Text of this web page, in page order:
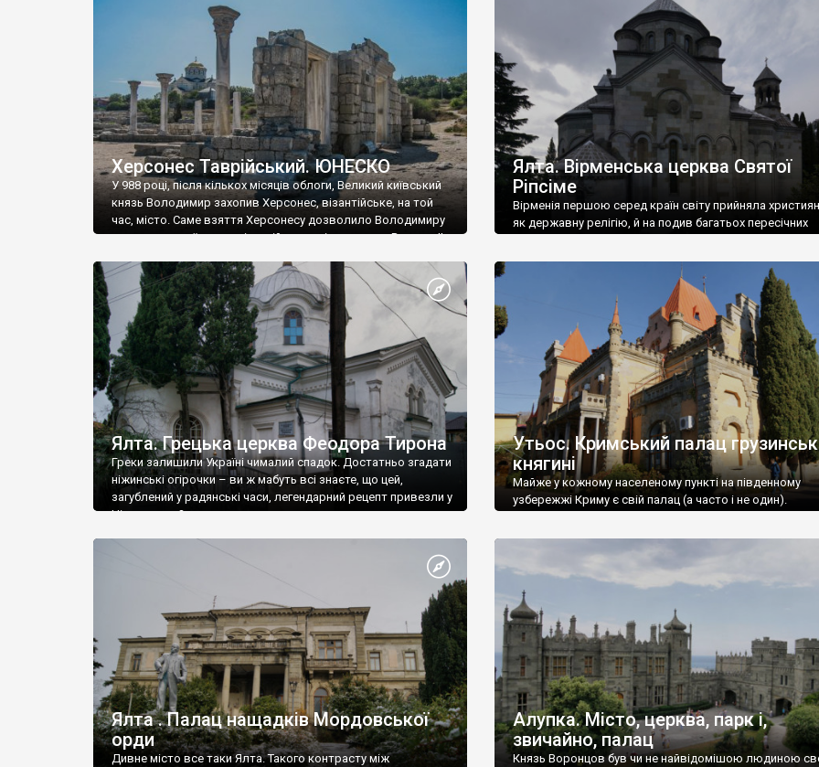
візантійської доби. Раритети викрадені з фондів об’єкту
культурної спадщини ЮНЕСКО «Херсонеса Таврійського».
Офіційно – на виставку «Золото Візантії», але експерти та
влада в Україні вважають це лише […]
називаються «повстяками» (postaki)…” “Вино. Крим
виробляє відмінне вино і його вдосталь: воно все
легке біле і дуже […]
Херсонес Таврійський. ЮНЕСКО
У 988 році, після кількох місяців облоги, Великий київський
князь Володимир захопив Херсонес, візантійське, на той
час, місто. Саме взяття Херсонесу дозволило Володимиру
диктувати свої умови візантійському імператору Василю ІІ,
Херсонесі Володимир-язичник, став Василем-
християнином. А потім було Хрещення Русі. На честь
Херсонесу Таврійського названо місто […]
Ялта. Вірменська церква Святої
Ріпсіме
Вірменія першою серед країн світу прийняла
як державну релігію, й на подив багатьох пересічних
Ялта. Грецька церква Феодора Тирона
Греки залишили Україні чималий спадок. Достатньо згадати
ніжинські огірочки – ви ж мабуть всі знаєте, що цей,
загублений у радянські часи, легендарний рецепт привезли у
Ніжин греки?
Утьос. Кримський палац
княгині
Майже у кожному населеному пункті на південному
узбережжі Криму є свій палац (а часто і не один).
Ялта . Палац нащадків Мордовської
орди
Дивне місто все таки Ялта. Такого контрасту між
Алупка. Місто, церква, парк і,
звичайно, палац
Князь Воронцов був чи не найвідомішою людиною